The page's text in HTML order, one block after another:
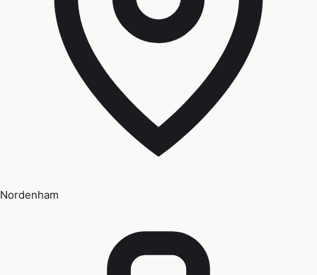
Nordenham